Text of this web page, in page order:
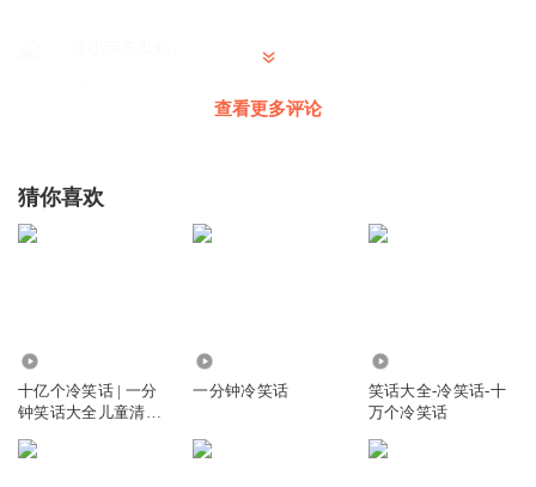
我是第二？！
查看更多评论
猜你喜欢
十亿个冷笑话 | 一分
钟笑话大全儿童清新
一分钟冷笑话
笑话大全-冷笑话-十
万个冷笑话